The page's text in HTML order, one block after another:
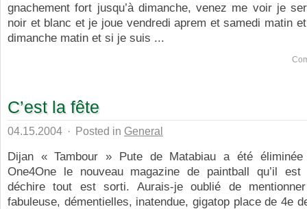
gnachement fort jusqu’à dimanche, venez me voir je
noir et blanc et je joue vendredi aprem et samedi matin
dimanche matin et si je suis ...
C’est la fête
04.15.2004 · Posted in General
Dijan « Tambour » Pute de Matabiau a été
One4One le nouveau magazine de paintball qu’il est
déchire tout est sorti. Aurais-je oublié de
fabuleuse, démentielles, inatendue, gigatop place de 4e